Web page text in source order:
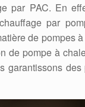
par PAC. En
par
de pompes
de pompe à
garantissons